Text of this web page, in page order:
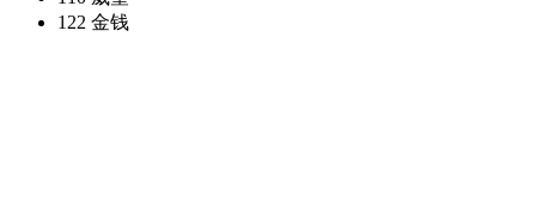
122 金钱